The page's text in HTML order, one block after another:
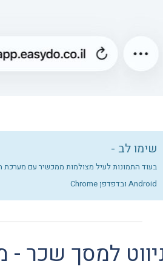
שימו לב -
Android ובדפדפן Chrome
למסך שכר